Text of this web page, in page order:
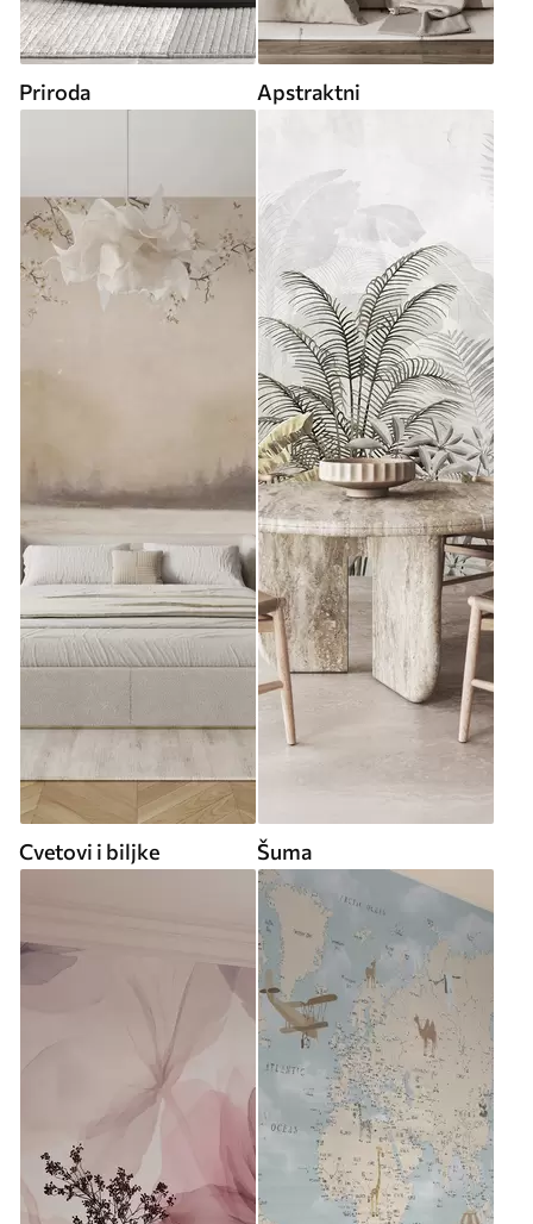
Priroda Apstraktni
Cvetovi i biljke Šuma